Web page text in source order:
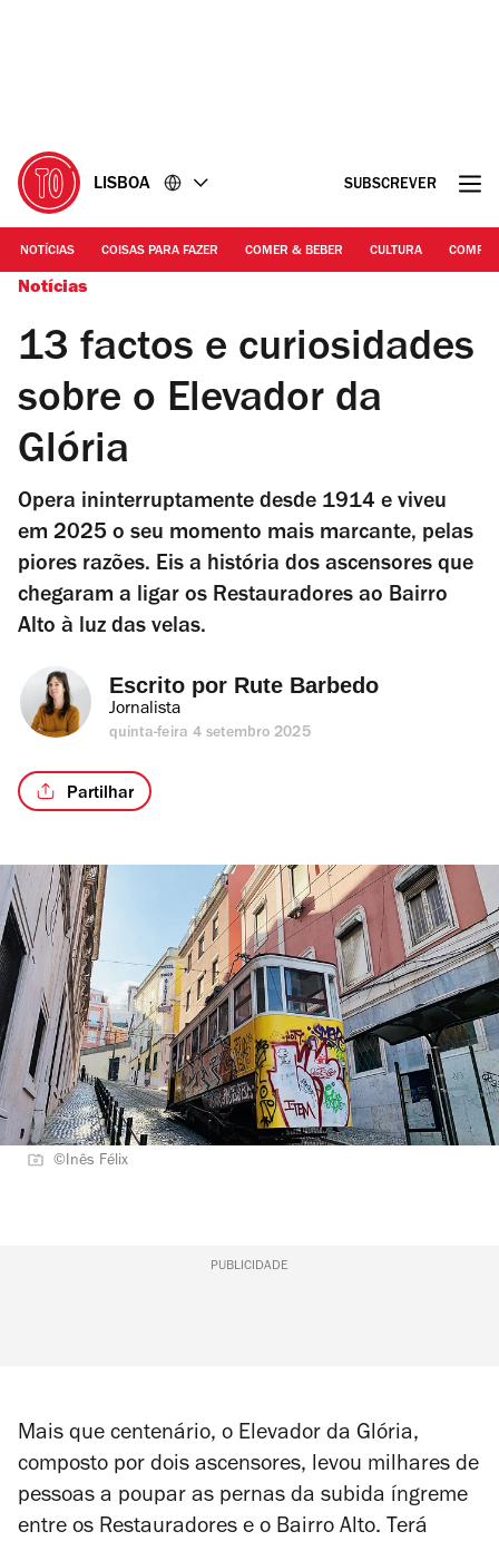
LISBOA SUBSCREVER
NOTÍCIAS COISAS PARA FAZER COMER & BEBER CULTURA
Notícias
13 factos e curiosidades
sobre o Elevador da
Glória
Opera ininterruptamente desde 1914 e viveu
em 2025 o seu momento mais marcante, pelas
piores razões. Eis a história dos ascensores que
chegaram a ligar os Restauradores ao Bairro
Alto à luz das velas.
Escrito por Rute Barbedo
Jornalista
quinta-feira 4 setembro 2025
Partilhar
©Inês Félix
PUBLICIDADE
Mais que centenário, o Elevador da Glória,
composto por dois ascensores, levou milhares de
pessoas a poupar as pernas da subida íngreme
entre os Restauradores e o Bairro Alto. Terá